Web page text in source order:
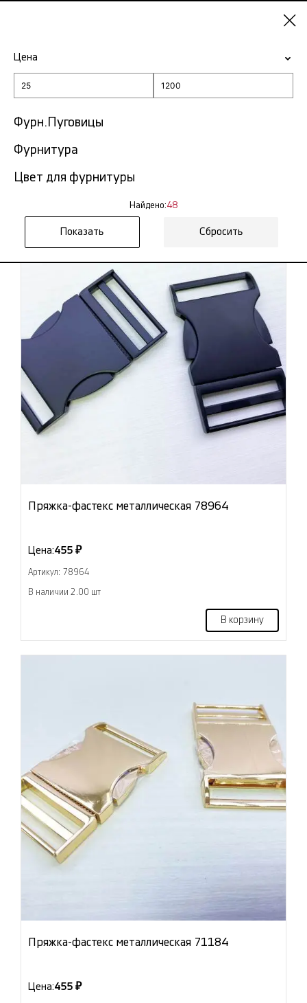
ГлавнаяПряжки
Пряжки в Ростове-на-Дону
Фильтр
Цена
Фурн.Пуговицы
Фурнитура
Цвет для фурнитуры
Найдено:48
Сбросить
Пряжка-фастекс металлическая 78964
Цена:455 ₽
Артикул: 78964
В наличии 2.00 шт
В корзину
Пряжка-фастекс металлическая 71184
Цена:455 ₽